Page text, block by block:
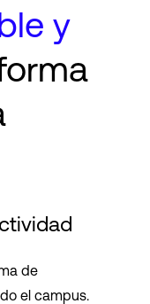
y
de
el campus.